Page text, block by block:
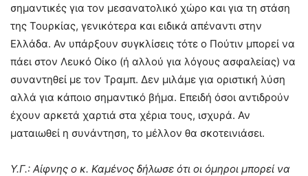
σημαντικές για τον μεσανατολικό χώρο και για τη στάση
της Τουρκίας, γενικότερα και ειδικά απέναντι στην
Ελλάδα. Αν υπάρξουν συγκλίσεις τότε ο Πούτιν μπορεί να
πάει στον Λευκό Οίκο (ή αλλού για λόγους ασφαλείας) να
συναντηθεί με τον Τραμπ. Δεν μιλάμε για οριστική λύση
αλλά για κάποιο σημαντικό βήμα. Επειδή όσοι αντιδρούν
έχουν αρκετά χαρτιά στα χέρια τους, ισχυρά. Αν
ματαιωθεί η συνάντηση, το μέλλον θα σκοτεινιάσει.
Υ.Γ.: Αίφνης ο κ. Καμένος δήλωσε ότι οι όμηροι μπορεί να